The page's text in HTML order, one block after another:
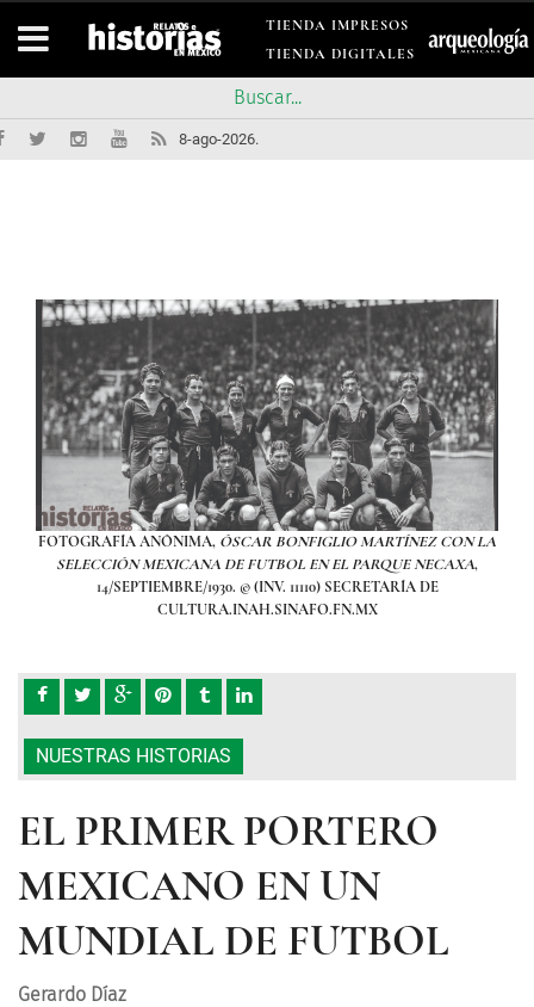
TIENDA IMPRESOS
TIENDA DIGITALES
8-ago-2026.
FOTOGRAFÍA ANÓNIMA, ÓSCAR BONFIGLIO MARTÍNEZ CON LA
SELECCIÓN MEXICANA DE FUTBOL EN EL PARQUE NECAXA,
14/SEPTIEMBRE/1930. © (INV. 11110) SECRETARÍA DE
CULTURA.INAH.SINAFO.FN.MX
NUESTRAS HISTORIAS
EL PRIMER PORTERO
MEXICANO EN UN
MUNDIAL DE FUTBOL
Gerardo Díaz